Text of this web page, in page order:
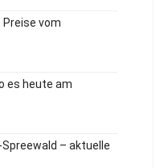
Preise vom
es heute am
– aktuelle